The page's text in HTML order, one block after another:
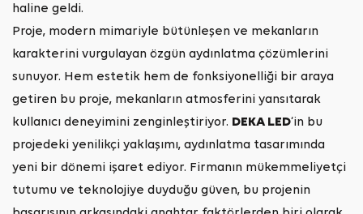
haline geldi.
Proje, modern mimariyle bütünleşen ve mekanların
karakterini vurgulayan özgün aydınlatma çözümlerini
sunuyor. Hem estetik hem de fonksiyonelliği bir araya
getiren bu proje, mekanların atmosferini yansıtarak
kullanıcı deneyimini zenginleştiriyor. DEKA LED‘in bu
projedeki yenilikçi yaklaşımı, aydınlatma tasarımında
yeni bir dönemi işaret ediyor. Firmanın mükemmeliyetçi
tutumu ve teknolojiye duyduğu güven, bu projenin